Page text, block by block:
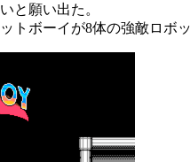
と願い出た。
トボーイが8体の強敵ロボ